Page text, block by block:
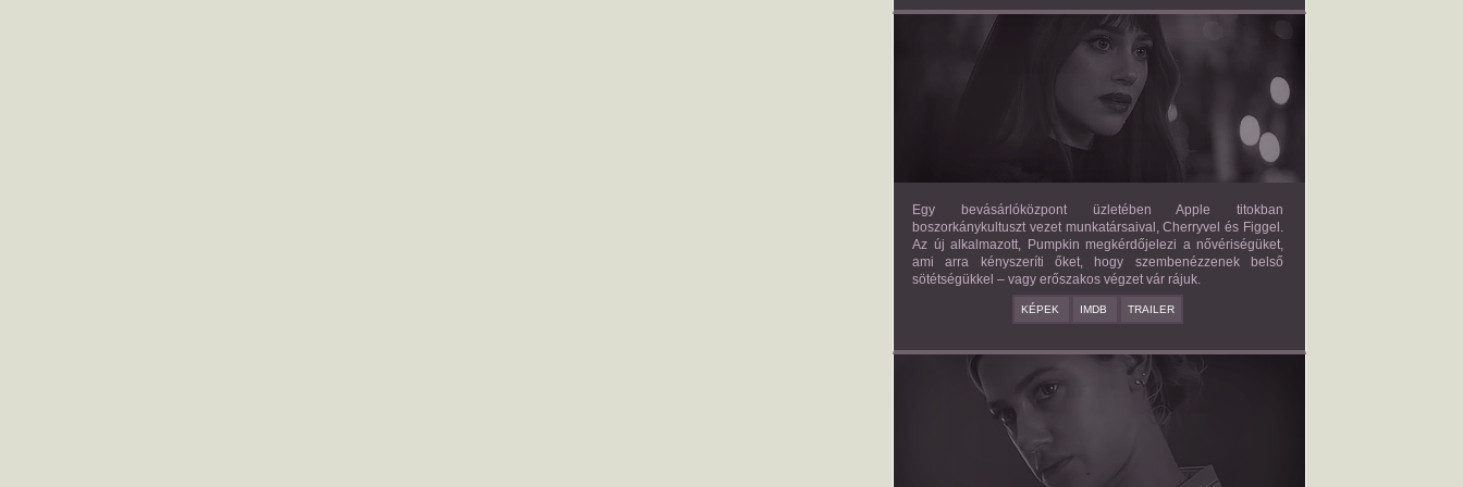
FORBIDDEN FRUITS
2026/03/27
APPLE
Egy bevásárlóközpont üzletében Apple titokban
boszorkánykultuszt vezet munkatársaival, Cherryvel és Figgel.
Az új alkalmazott, Pumpkin megkérdőjelezi a nővériségüket,
ami arra kényszeríti őket, hogy szembenézzenek belső
sötétségükkel – vagy erőszakos végzet vár rájuk.
KÉPEK IMDB TRAILER
AMERICAN SWEATSHOP
DAISY MORIARTY